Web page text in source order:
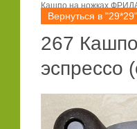
Кашпо на ножках
Вернуться в "29*29"
267
эспрессо